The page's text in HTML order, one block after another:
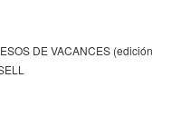
DE VACANCES (edición